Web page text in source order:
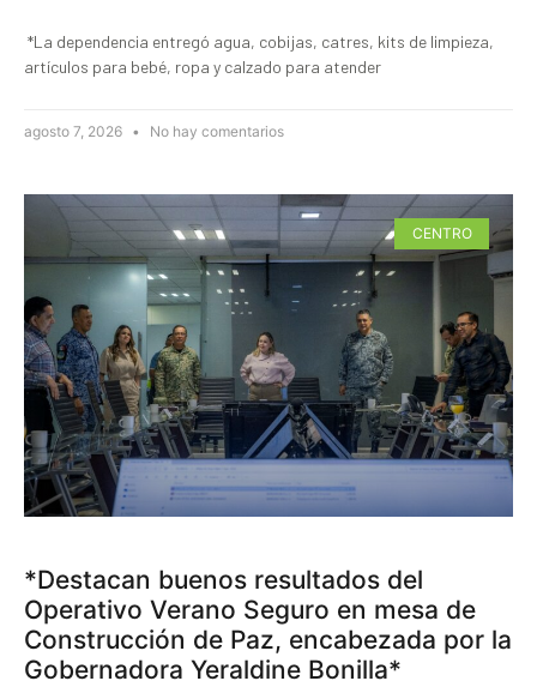
*La dependencia entregó agua, cobijas, catres, kits de limpieza,
artículos para bebé, ropa y calzado para atender
agosto 7, 2026 No hay comentarios
CENTRO
*Destacan buenos resultados del
Operativo Verano Seguro en mesa de
Construcción de Paz, encabezada por la
Gobernadora Yeraldine Bonilla*